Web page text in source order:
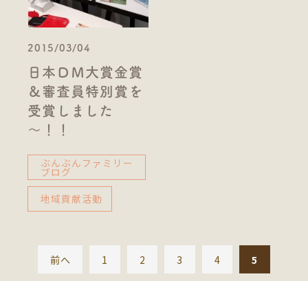
2015/03/04
日本ＤＭ大賞金賞
＆審査員特別賞を
受賞しました
～！！
ぶんぶんファミリー
ブログ
地域貢献活動
前へ 1 2 3 4 5